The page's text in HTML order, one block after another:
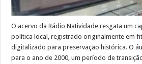
O acervo da Rádio Natividade resgata um
política local, registrado originalmente em
digitalizado para preservação histórica. O
para o ano de 2000, um período de